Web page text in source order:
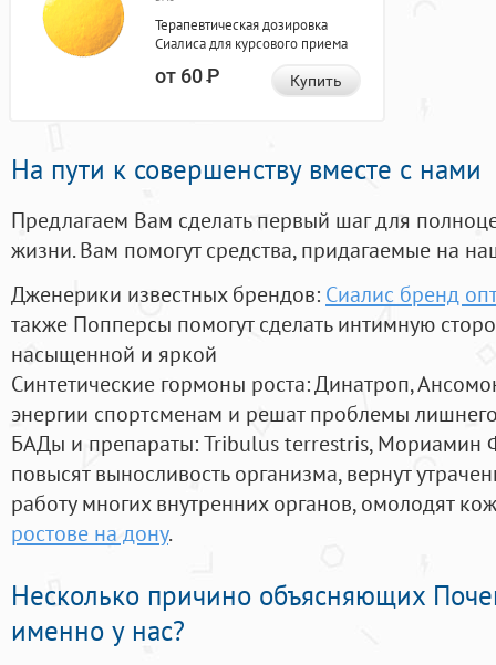
Терапевтическая дозировка
Сиалиса для курсового приема
от 60Р Купить
На пути к совершенству вместе с нами
Предлагаем Вам сделать первый шаг для
жизни. Вам помогут средства, придагаемые на
Дженерики известных брендов: Сиалис бренд
также Попперсы помогут сделать интимную
насыщенной и яркой
Синтетические гормоны роста: Динатроп,
энергии спортсменам и решат проблемы
БАДы и препараты:Tribulus terrestris, Мориамин
повысят выносливость организма, вернут
работу многих внутренних органов, омолодят
ростове на дону.
Несколько причино объясняющих
именно у нас?